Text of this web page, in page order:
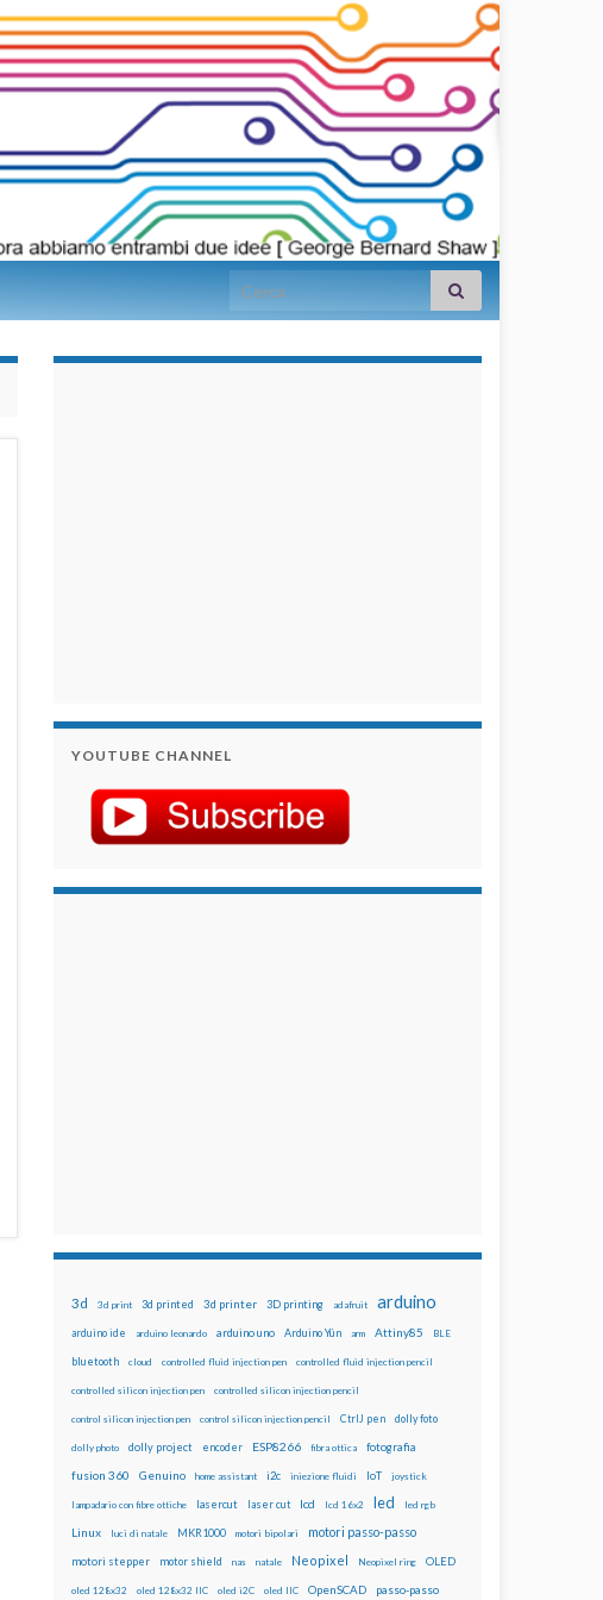
Search for:
YOUTUBE CHANNEL
3d 3d print 3d printed 3d printer 3D printing adafruit arduino
arduino ide arduino leonardo arduino uno Arduino Yún arm Attiny85 BLE
bluetooth cloud controlled fluid injection pen controlled fluid injection pencil
controlled silicon injection pen controlled silicon injection pencil
control silicon injection pen control silicon injection pencil CtrlJ pen dolly foto
dolly photo dolly project encoder ESP8266 fibra ottica fotografia
fusion 360 Genuino home assistant i2c iniezione fluidi IoT joystick
lampadario con fibre ottiche lasercut laser cut lcd lcd 16x2 led led rgb
Linux luci di natale MKR1000 motori bipolari motori passo-passo
motori stepper motor shield nas natale Neopixel Neopixel ring OLED
oled 128x32 oled 128x32 IIC oled i2C oled IIC OpenSCAD passo-passo